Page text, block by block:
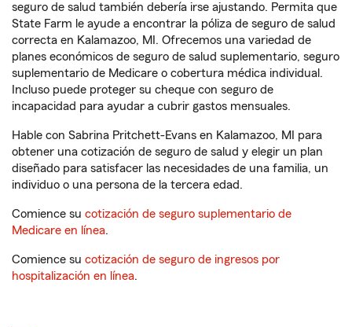
seguro de salud también debería irse ajustando. Permita que
State Farm le ayude a encontrar la póliza de seguro de salud
correcta en Kalamazoo, MI. Ofrecemos una variedad de
planes económicos de seguro de salud suplementario, seguro
suplementario de Medicare o cobertura médica individual.
Incluso puede proteger su cheque con seguro de
incapacidad para ayudar a cubrir gastos mensuales.
Hable con Sabrina Pritchett-Evans en Kalamazoo, MI para
obtener una cotización de seguro de salud y elegir un plan
diseñado para satisfacer las necesidades de una familia, un
individuo o una persona de la tercera edad.
Comience su cotización de seguro suplementario de
Medicare en línea.
Comience su cotización de seguro de ingresos por
hospitalización en línea.